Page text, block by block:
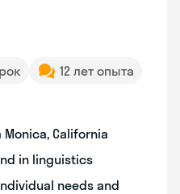
12 лет опыта
Monica, California
in linguistics
needs and